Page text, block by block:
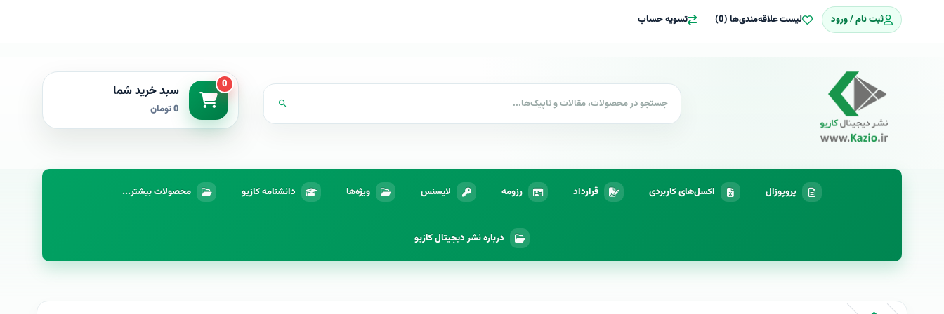
ثبت نام / ورود لیست علاقه‌مندی‌ها (0) تسویه حساب
0 سبد خرید شما
0 تومان
پروپوزال اکسل‌های کاربردی قرارداد رزومه لایسنس ویژه‌ها دانشنامه کازیو محصولات بیشتر...
درباره نشر دیجیتال کازیو